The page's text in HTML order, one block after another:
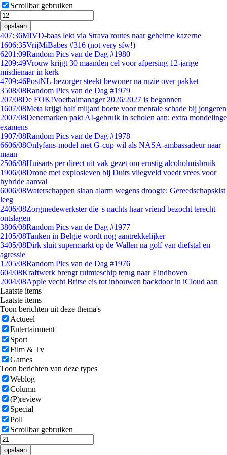
Scrollbar gebruiken
opslaan
407:36MIVD-baas lekt via Strava routes naar geheime kazerne
1606:35VrijMiBabes #316 (not very sfw!)
6201:09Random Pics van de Dag #1980
1209:49Vrouw krijgt 30 maanden cel voor afpersing 12-jarige
misdienaar in kerk
4709:46PostNL-bezorger steekt bewoner na ruzie over pakket
3508/08Random Pics van de Dag #1979
207/08De FOK!Voetbalmanager 2026/2027 is begonnen
1607/08Meta krijgt half miljard boete voor mentale schade bij jongeren
2007/08Denemarken pakt AI-gebruik in scholen aan: extra mondelinge
examens
1907/08Random Pics van de Dag #1978
6606/08Onlyfans-model met G-cup wil als NASA-ambassadeur naar
maan
2506/08Huisarts per direct uit vak gezet om ernstig alcoholmisbruik
1906/08Drone met explosieven bij Duits vliegveld voedt vrees voor
hybride aanval
6006/08Waterschappen slaan alarm wegens droogte: Gereedschapskist
leeg
2406/08Zorgmedewerkster die 's nachts haar vriend bezocht terecht
ontslagen
3806/08Random Pics van de Dag #1977
2105/08Tanken in België wordt nóg aantrekkelijker
3405/08Dirk sluit supermarkt op de Wallen na golf van diefstal en
agressie
1205/08Random Pics van de Dag #1976
604/08Kraftwerk brengt ruimteschip terug naar Eindhoven
2004/08Apple vecht Britse eis tot inbouwen backdoor in iCloud aan
Laatste items
Laatste items
Toon berichten uit deze thema's
Actueel
Entertainment
Sport
Film & Tv
Games
Toon berichten van deze types
Weblog
Column
(P)review
Special
Poll
Scrollbar gebruiken
opslaan